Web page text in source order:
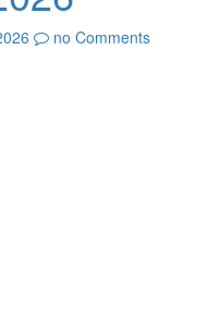
no Comments